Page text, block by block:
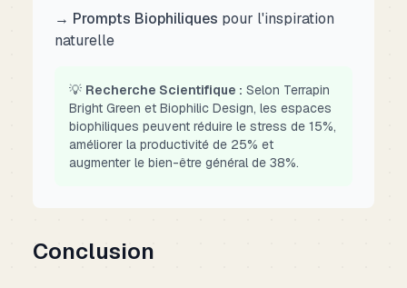
→ Prompts Biophiliques pour l'inspiration
naturelle
💡 Recherche Scientifique : Selon Terrapin
Bright Green et Biophilic Design, les espaces
biophiliques peuvent réduire le stress de 15%,
améliorer la productivité de 25% et
augmenter le bien-être général de 38%.
Conclusion